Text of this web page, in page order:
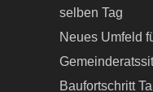
selben Tag
Neues Umfeld
Baufortschritt